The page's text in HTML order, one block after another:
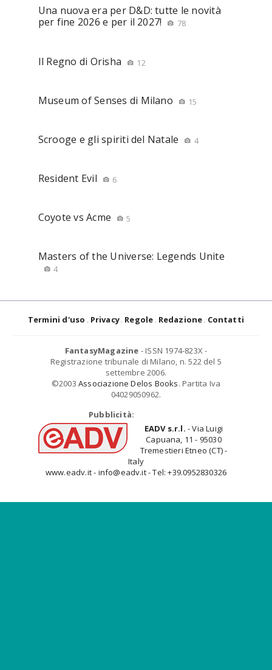
Una nuova era per D&D: tutte le novità
per fine 2026 e per il 2027!
78
Il Regno di Orisha 12
Museum of Senses di Milano 15
Scrooge e gli spiriti del Natale 4
Resident Evil 6
Coyote vs Acme 5
Masters of the Universe: Legends Unite
4
Termini d'uso Privacy Regole Redazione Contatti
FantasyMagazine - ISSN 1974-823X -
Registrazione tribunale di Milano, n. 522 del 5
settembre 2006.
©2003 Associazione Delos Books. Partita Iva
04029050962.
Pubblicità:
EADV s.r.l. - Via Luigi
Capuana, 11 - 95030
Tremestieri Etneo (CT) -
Italy
www.eadv.it - info@eadv.it - Tel: +39.0952830326